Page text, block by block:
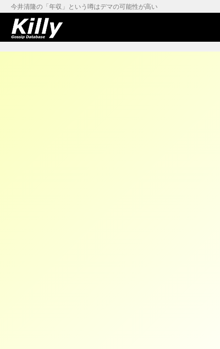
今井清隆の「年収」という噂はデマの可能性が高い